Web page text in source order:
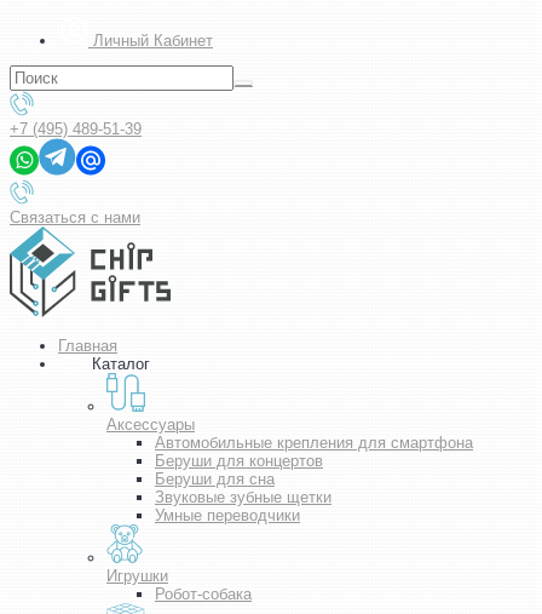
Личный Кабинет
+7 (495) 489-51-39
Связаться с нами
Главная
Каталог
Аксессуары
Автомобильные крепления для смартфона
Беруши для концертов
Беруши для сна
Звуковые зубные щетки
Умные переводчики
Игрушки
Робот-собака